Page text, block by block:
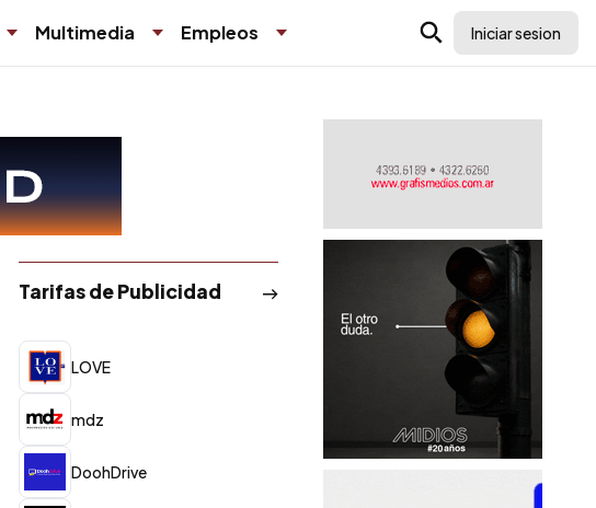
Multimedia Empleos Iniciar sesion
Tarifas de Publicidad
LOVE
mdz
DoohDrive